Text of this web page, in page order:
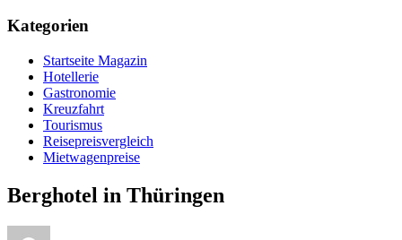
Kategorien
Startseite Magazin
Hotellerie
Gastronomie
Kreuzfahrt
Tourismus
Reisepreisvergleich
Mietwagenpreise
Berghotel in Thüringen